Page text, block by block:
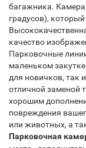
багажника.
градусов),
качество
Парковочные
маленьком
для новичков, так
отличной заменой
хорошим
повреждения
или животных, а
Парковочная